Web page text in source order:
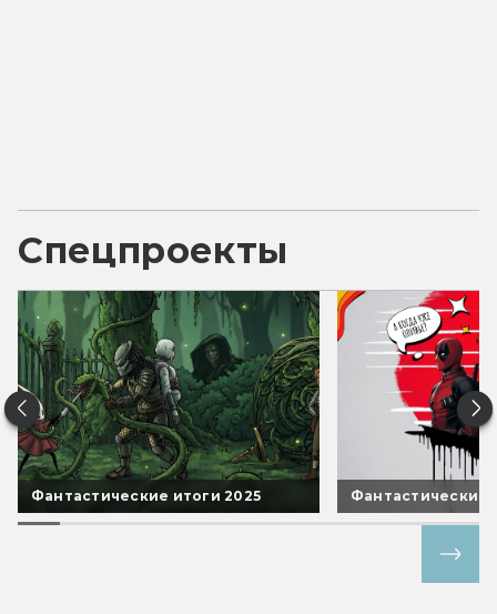
Спецпроекты
Фантастические итоги 2025 Фантастические